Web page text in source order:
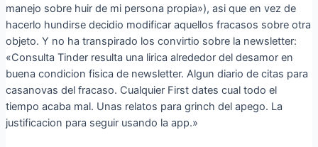
manejo sobre huir de mi persona propia»), asi que en vez de
hacerlo hundirse decidio modificar aquellos fracasos sobre otra
objeto. Y no ha transpirado los convirtio sobre la newsletter:
«Consulta Tinder resulta una lirica alrededor del desamor en
buena condicion fisica de newsletter. Algun diario de citas para
casanovas del fracaso. Cualquier First dates cual todo el
tiempo acaba mal. Unas relatos para grinch del apego. La
justificacion para seguir usando la app.»